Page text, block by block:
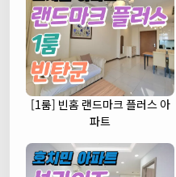
[1룸] 빈홈 랜드마크 플러스 아
파트